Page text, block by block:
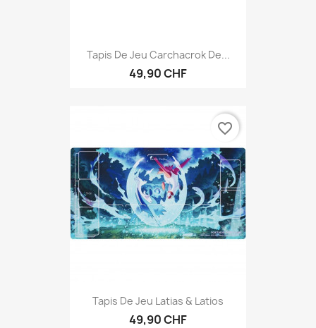
Tapis De Jeu Carchacrok De...
49,90 CHF
Tapis De Jeu Latias & Latios
49,90 CHF
favorite_border